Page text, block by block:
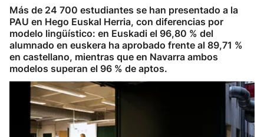
Más de 24 700 estudiantes se han presentado a la
PAU en Hego Euskal Herria, con diferencias por
modelo lingüístico: en Euskadi el 96,80 % del
alumnado en euskera ha aprobado frente al 89,71 %
en castellano, mientras que en Navarra ambos
modelos superan el 96 % de aptos.